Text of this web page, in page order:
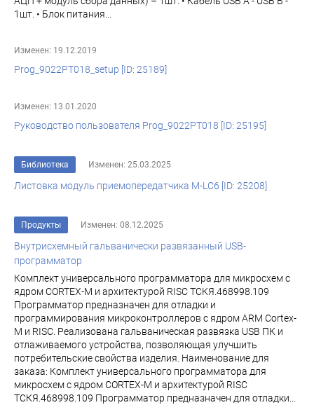
1шт. • Блок питания...
Изменен: 19.12.2019
Prog_9022PT018_setup [ID: 25189]
Изменен: 13.01.2020
Руководство пользователя Prog_9022PT018 [ID: 25195]
Библиотека Изменен: 25.03.2025
Листовка модуль приемопередатчика M-LC6 [ID: 25208]
Продукты Изменен: 08.12.2025
Внутрисхемный гальванически развязанный USB-
программатор
Комплект универсального программатора для микросхем с
ядром CORTEX-M и архитектурой RISC ТСКЯ.468998.109
Программатор предназначен для отладки и
программирования микроконтроллеров с ядром ARM Cortex-
M и RISC. Реализована гальваническая развязка USB ПК и
отлаживаемого устройства, позволяющая улучшить
потребительские свойства изделия. Наименование для
заказа: Комплект универсального программатора для
микросхем с ядром CORTEX-M и архитектурой RISC
ТСКЯ.468998.109 Программатор предназначен для отладки...